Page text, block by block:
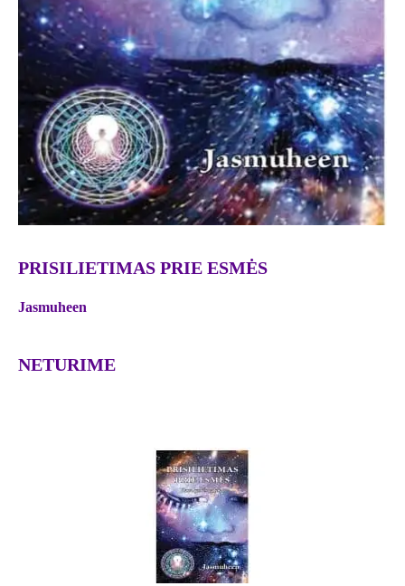
PRISILIETIMAS PRIE ESMĖS
Jasmuheen
NETURIME